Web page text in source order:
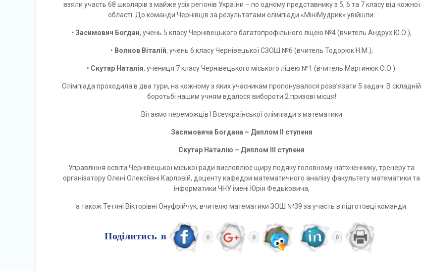
взяли участь 68 школярів з майже усіх регіонів України – по одному представнику з 5, 6 та 7 класу від кожної
області. До команди Чернівців за результатами олімпіади «МініМудрик» увійшли:
• Засимович Богдан, учень 5 класу Чернівецького багатопрофільного ліцею №4 (вчитель Андрух Ю.О.),
• Волков Віталій, учень 6 класу Чернівецької СЗОШ №6 (вчитель Тодорюк Н.М.);
• Скутар Наталія, учениця 7 класу Чернівецького міського ліцею №1 (вчитель Мартинюк О.О.).
Олімпіада проходила в два тури, на кожному з яких учасникам пропонувалося розв’язати 5 задач. В складній
боротьбі нашим учням вдалося вибороти 2 призові місця!
Вітаємо переможців І Всеукраїнської олімпіади з математики
Засимовича Богдана – Диплом ІІ ступеня
Скутар Наталію – Диплом ІІІ ступеня
Управління освіти Чернівецької міської ради висловлює щиру подяку головному натхненнику, тренеру та
організатору Олені Олексіївні Карловій, доценту кафедри математичного аналізу факультету математики та
інформатики ЧНУ імені Юрія Федьковича,
а також Тетяні Вікторівні Онуфрійчук, вчителю математики ЗОШ №39 за участь в підготовці команди.
Поділитись в 0 0 0